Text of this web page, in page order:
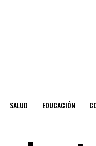
SALUD EDUCACIÓN